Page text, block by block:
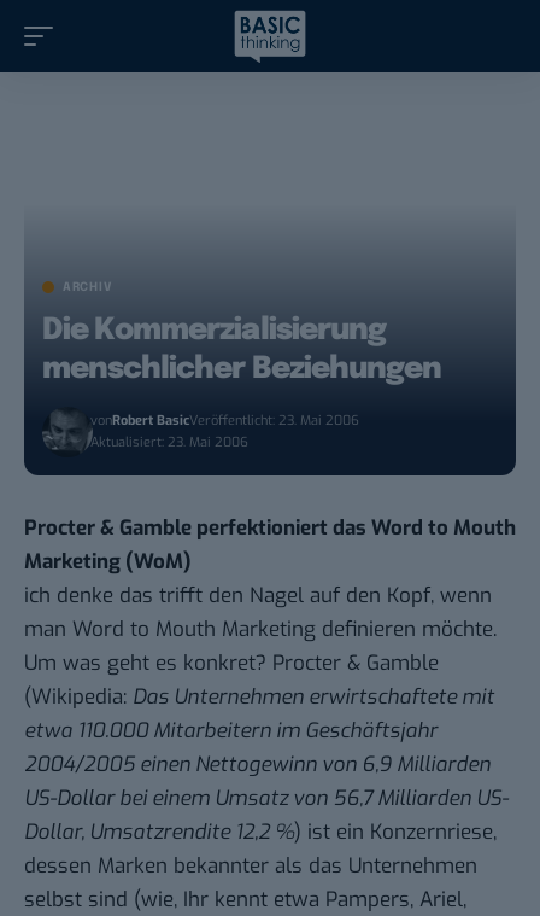
ARCHIV
Die Kommerzialisierung
menschlicher Beziehungen
vonRobert BasicVeröffentlicht: 23. Mai 2006
Aktualisiert: 23. Mai 2006
Procter & Gamble perfektioniert das Word to Mouth
Marketing (WoM)
ich denke das trifft den Nagel auf den Kopf, wenn
man Word to Mouth Marketing definieren möchte.
Um was geht es konkret? Procter & Gamble
(Wikipedia: Das Unternehmen erwirtschaftete mit
etwa 110.000 Mitarbeitern im Geschäftsjahr
2004/2005 einen Nettogewinn von 6,9 Milliarden
US-Dollar bei einem Umsatz von 56,7 Milliarden US-
Dollar, Umsatzrendite 12,2 %) ist ein Konzernriese,
dessen Marken bekannter als das Unternehmen
selbst sind (wie, Ihr kennt etwa Pampers, Ariel,